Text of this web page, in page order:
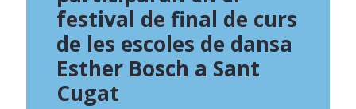
festival de final de curs
de les escoles de dansa
Esther Bosch a Sant
Cugat